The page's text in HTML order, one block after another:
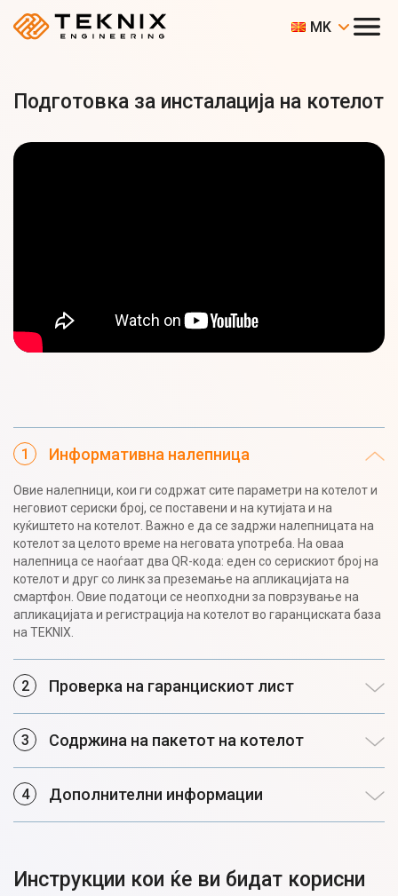
MK
Подготовка за инсталација на котелот
Информативна налепницa
Овие налепници, кои ги содржат сите параметри на котелот и
неговиот сериски број, се поставени и на кутијата и на
куќиштето на котелот. Важно е да се задржи налепницата на
котелот за целото време на неговата употреба. На оваа
налепница се наоѓаат два QR-кода: еден со серискиот број на
котелот и друг со линк за преземање на апликацијата на
смартфон. Овие податоци се неопходни за поврзување на
апликацијата и регистрација на котелот во гаранциската база
на TEKNIX.
Проверка на гаранцискиот лист
Содржина на пакетот на котелот
Дополнителни информации
Инструкции кои ќе ви бидат корисни